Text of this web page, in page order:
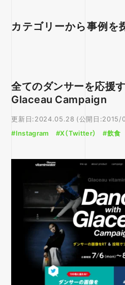
カテゴリーから事例を
X（Twitter）
Instagram
LINE
YouTube
目的別
企画
購買促進
業種・業界
エンターテイメン
IT
美容
教育
全てのダンサーを応援
Glaceau Campaign
更新日:2024.05.28 (公開日:2015/
#Instagram
#X（Twitter） #飲食